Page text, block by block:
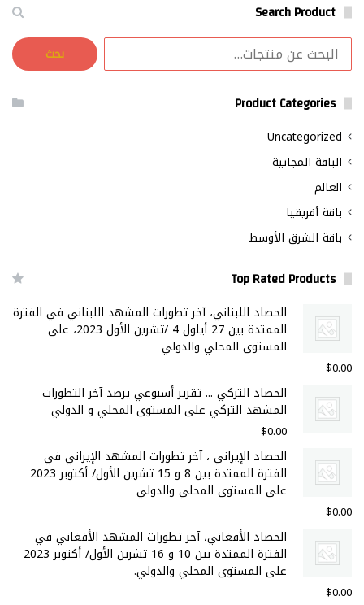
Search Product
البحث
بحث
Product Categories
Uncategorized
الباقة المجانية
العالم
باقة أفريقيا
باقة الشرق الأوسط
Top Rated Products
الحصاد اللبناني، آخر تطورات المشهد اللبناني في الفترة
الممتدة بين 27 أيلول 4 /تشرين الأول 2023، على
المستوى المحلي والدولي
$0.00
الحصاد التركي ... تقرير أسبوعي يرصد آخر التطورات
المشهد التركي على المستوى المحلي و الدولي
$0.00
الحصاد الإيراني ، آخر تطورات المشهد الإيراني في
الفترة الممتدة بين 8 و 15 تشرين الأول/ أكتوبر 2023
على المستوى المحلي والدولي
$0.00
الحصاد الأفغاني، آخر تطورات المشهد الأفغاني في
الفترة الممتدة بين 10 و 16 تشرين الأول/ أكتوبر 2023
على المستوى المحلي والدولي.
$0.00